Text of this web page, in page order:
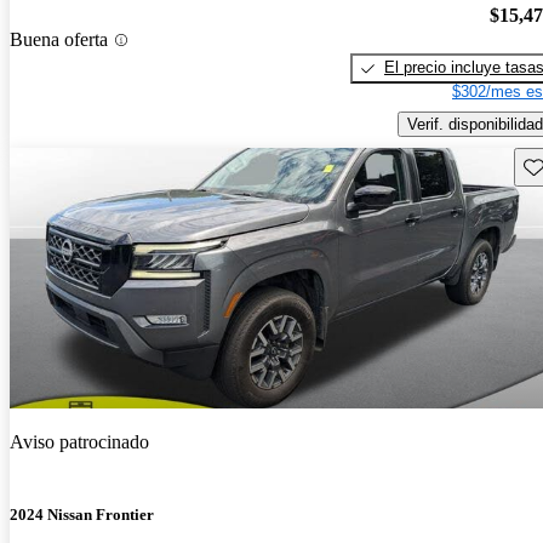
Buena oferta
El precio incluye tasas
$302/mes
Verif. disponibilidad
Aviso patrocinado
2024 Nissan Frontier